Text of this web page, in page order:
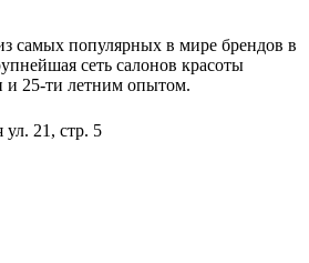
самых популярных в мире брендов в
сеть салонов красоты
и 25-ти летним опытом.
ул. 21, стр. 5